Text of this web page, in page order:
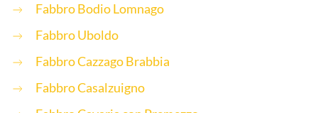
Fabbro Bodio Lomnago
Fabbro Uboldo
Fabbro Cazzago Brabbia
Fabbro Casalzuigno